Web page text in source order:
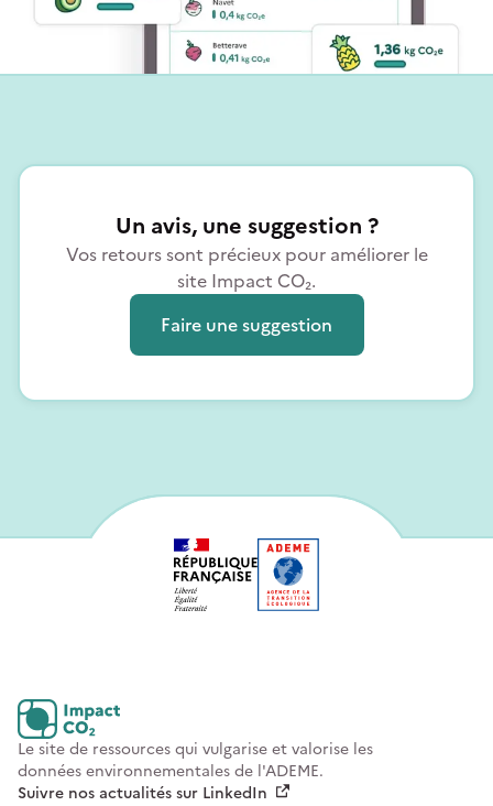
Un avis, une suggestion ?
Vos retours sont précieux pour améliorer le
site Impact CO₂.
Faire une suggestion
Le site de ressources qui vulgarise et valorise les
données environnementales de l'ADEME.
Suivre nos actualités sur LinkedIn